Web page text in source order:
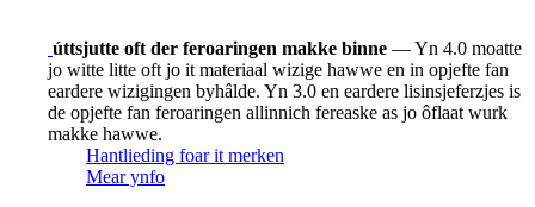
úttsjutte oft der feroaringen makke binne — Yn 4.0 moatte
jo witte litte oft jo it materiaal wizige hawwe en in opjefte fan
eardere wizigingen byhâlde. Yn 3.0 en eardere lisinsjeferzjes is
de opjefte fan feroaringen allinnich fereaske as jo ôflaat wurk
makke hawwe.
Hantlieding foar it merken
Mear ynfo